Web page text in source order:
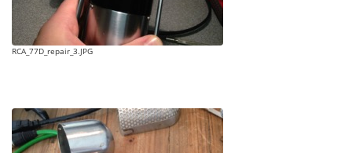
RCA_77D_repair_3.JPG